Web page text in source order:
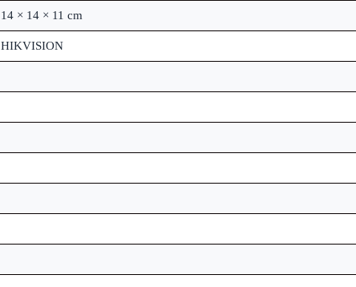
14 × 14 × 11 cm
HIKVISION